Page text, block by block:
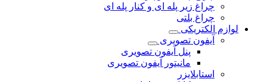
چراغ‌ زیر‌ پله‌ ای و کنار‌ پله‌ ای
چراغ بلتی
لوازم الکتریکی
آیفون تصویری
پنل آیفون تصویری
مانیتور آیفون تصویری
استابلایزر